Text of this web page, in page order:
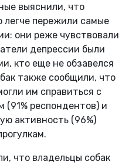
выяснили, что
легче пережили самые
они реже чувствовали
депрессии были
кто еще не обзавелся
также сообщили, что
им справиться с
(91% респондентов) и
активность (96%)
что владельцы собак